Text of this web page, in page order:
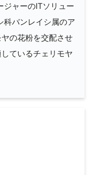
ジャーのITソリュー
科バンレイシ属のア
の花粉を交配させ
ているチェリモヤ